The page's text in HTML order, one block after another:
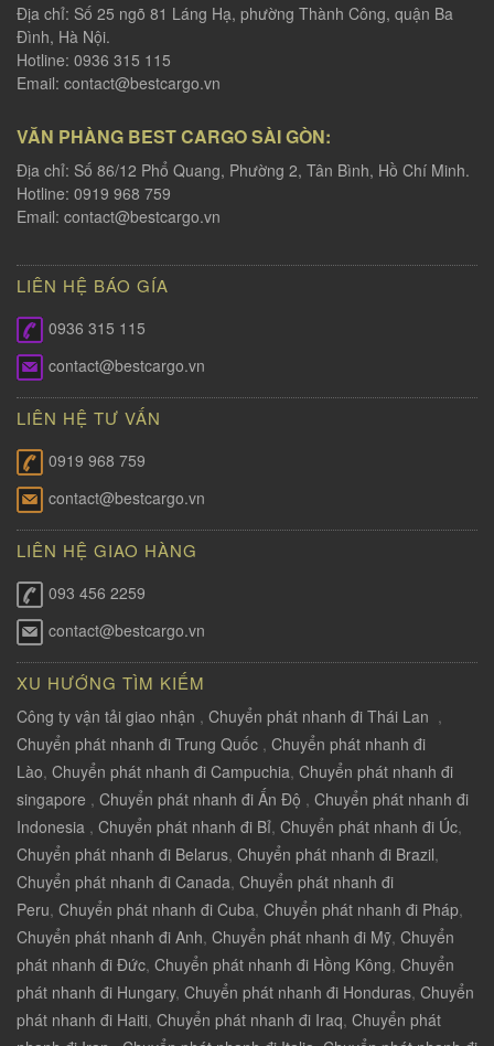
Địa chỉ: Số 25 ngõ 81 Láng Hạ, phường Thành Công, quận Ba
Đình, Hà Nội.
Hotline: 0936 315 115
Email: contact@bestcargo.vn
VĂN PHÀNG BEST CARGO SÀI GÒN:
Địa chỉ: Số 86/12 Phổ Quang, Phường 2, Tân Bình, Hồ Chí Minh.
Hotline: 0919 968 759
Email: contact@bestcargo.vn
LIÊN HỆ BÁO GÍA
0936 315 115
contact@bestcargo.vn
LIÊN HỆ TƯ VẤN
0919 968 759
contact@bestcargo.vn
LIÊN HỆ GIAO HÀNG
093 456 2259
contact@bestcargo.vn
XU HƯỚNG TÌM KIẾM
Công ty vận tải giao nhận , Chuyển phát nhanh đi Thái Lan ,
Chuyển phát nhanh đi Trung Quốc , Chuyển phát nhanh đi
Lào, Chuyển phát nhanh đi Campuchia, Chuyển phát nhanh đi
singapore , Chuyển phát nhanh đi Ấn Độ , Chuyển phát nhanh đi
Indonesia , Chuyển phát nhanh đi Bỉ, Chuyển phát nhanh đi Úc,
Chuyển phát nhanh đi Belarus, Chuyển phát nhanh đi Brazil,
Chuyển phát nhanh đi Canada, Chuyển phát nhanh đi
Peru, Chuyển phát nhanh đi Cuba, Chuyển phát nhanh đi Pháp,
Chuyển phát nhanh đi Anh, Chuyển phát nhanh đi Mỹ, Chuyển
phát nhanh đi Đức, Chuyển phát nhanh đi Hồng Kông, Chuyển
phát nhanh đi Hungary, Chuyển phát nhanh đi Honduras, Chuyển
phát nhanh đi Haiti, Chuyển phát nhanh đi Iraq, Chuyển phát